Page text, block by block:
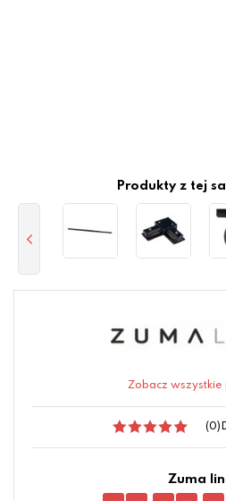
Produkty z tej
Zobacz wszystkie
(0)
Zuma